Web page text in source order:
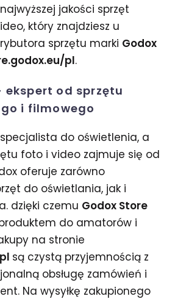
jakości sprzęt
który znajdziesz u
sprzętu marki Godox
pl.
ekspert od sprzętu
i filmowego
do oświetlenia, a
foto i video zajmuje się od
oferuje zarówno
do oświetlania, jak i
dzięki czemu Godox Store
do amatorów i
na stronie
są czystą przyjemnością z
obsługę zamówień i
Na wysyłkę zakupionego